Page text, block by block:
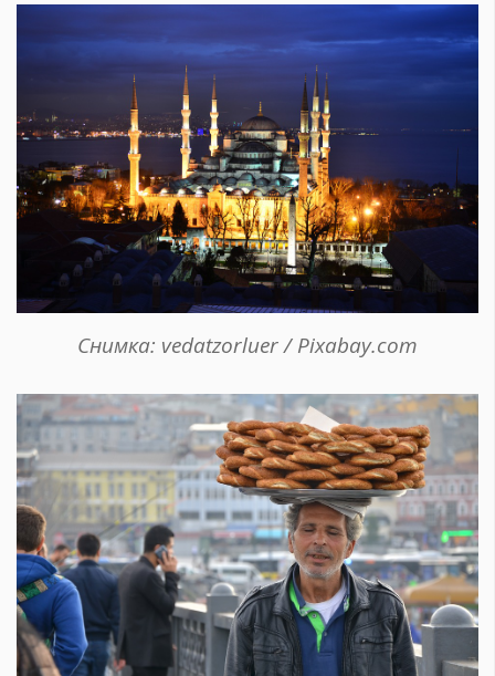
Снимка: vedatzorluer / Pixabay.com